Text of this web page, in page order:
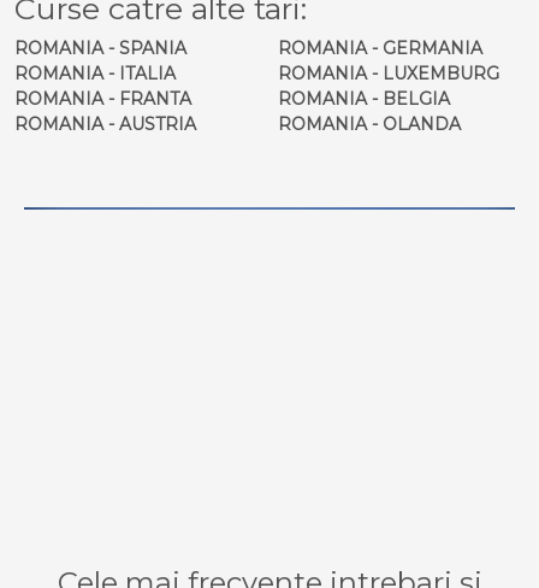
Curse catre alte tari:
ROMANIA - SPANIA
ROMANIA - ITALIA
ROMANIA - FRANTA
ROMANIA - AUSTRIA
ROMANIA - GERMANIA
ROMANIA - LUXEMBURG
ROMANIA - BELGIA
ROMANIA - OLANDA